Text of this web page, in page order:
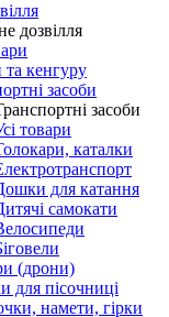
дозвілля
та кенгуру
засоби
засоби
товари
каталки
для катання
самокати
(дрони)
для пісочниці
намети, гірки